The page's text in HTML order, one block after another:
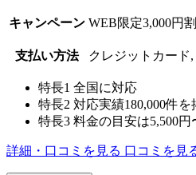
キャンペーン WEB限定3,000円
支払い方法 クレジットカード
特長1 全国に対応
特長2 対応実績180,000件を
特長3 料金の目安は5,500円
詳細・口コミを見る 口コミを見